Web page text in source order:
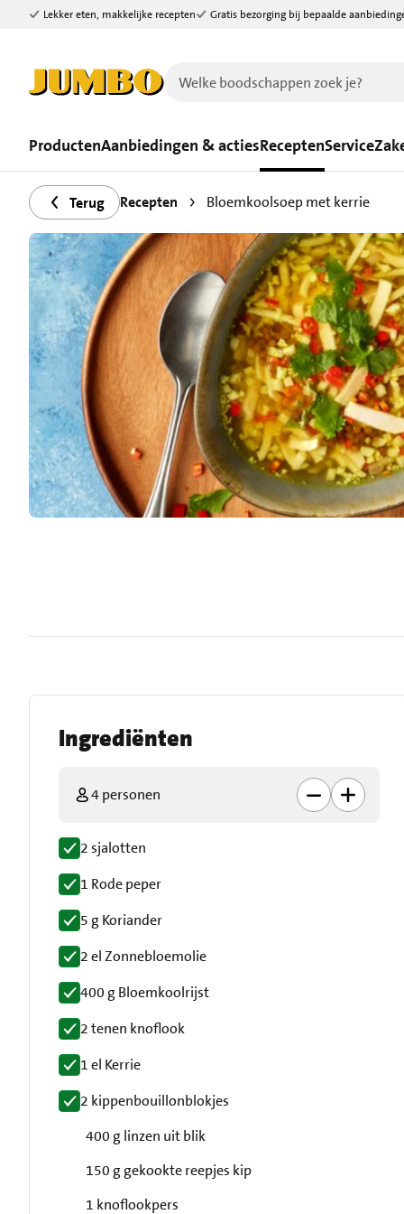
Ga naar zoeken
Ga naar hoofdinhoud
Lekker eten, makkelijke recepten Gratis bezorging bij bepaalde
ProductenAanbiedingen & actiesReceptenService
Terug Recepten Bloemkoolsoep met kerrie
Ingrediënten
4 personen
2 sjalotten
1 Rode peper
5 g Koriander
2 el Zonnebloemolie
400 g Bloemkoolrijst
2 tenen knoflook
1 el Kerrie
2 kippenbouillonblokjes
400 g linzen uit blik
150 g gekookte reepjes kip
1 knoflookpers